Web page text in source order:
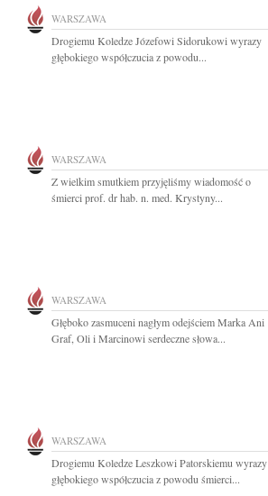
WARSZAWA
Drogiemu Koledze Józefowi Sidorukowi wyrazy
głębokiego współczucia z powodu...
WARSZAWA
Z wielkim smutkiem przyjęliśmy wiadomość o
śmierci prof. dr hab. n. med. Krystyny...
WARSZAWA
Głęboko zasmuceni nagłym odejściem Marka Ani
Graf, Oli i Marcinowi serdeczne słowa...
WARSZAWA
Drogiemu Koledze Leszkowi Patorskiemu wyrazy
głębokiego współczucia z powodu śmierci...